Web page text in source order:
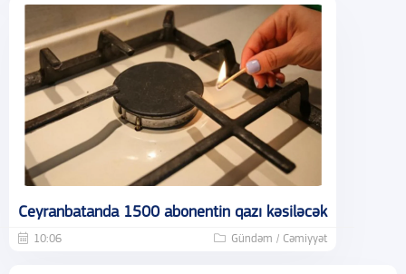
Ceyranbatanda 1500 abonentin qazı kəsiləcək
10:06 Gündəm / Cəmiyyət